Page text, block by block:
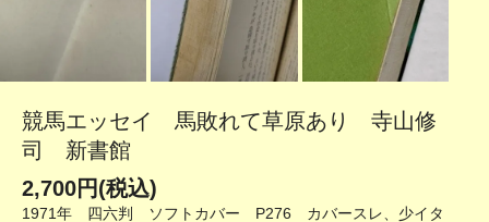
競馬エッセイ 馬敗れて草原あり 寺山修
司 新書館
2,700円(税込)
1971年 四六判 ソフトカバー P276 カバースレ、少イタ